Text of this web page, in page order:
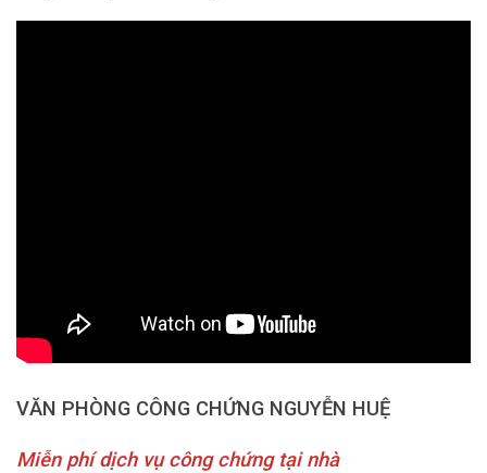
VĂN PHÒNG CÔNG CHỨNG NGUYỄN HUỆ
Miễn phí dịch vụ công chứng tại nhà